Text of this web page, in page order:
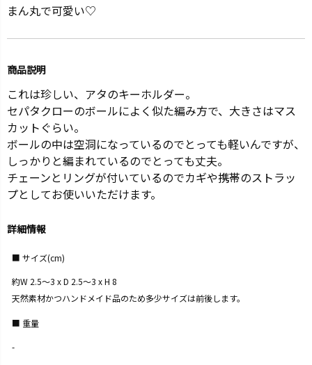
まん丸で可愛い♡
商品説明
これは珍しい、アタのキーホルダー。
セパタクローのボールによく似た編み方で、大きさはマス
カットぐらい。
ボールの中は空洞になっているのでとっても軽いんですが、
しっかりと編まれているのでとっても丈夫。
チェーンとリングが付いているのでカギや携帯のストラッ
プとしてお使いいただけます。
詳細情報
サイズ(cm)
約W 2.5～3 x D 2.5～3 x H 8
天然素材かつハンドメイド品のため多少サイズは前後します。
重量
-